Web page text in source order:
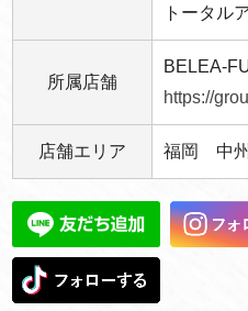
トータル
所属店舗
BELEA-
https://
店舗エリア 福岡 中州